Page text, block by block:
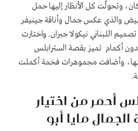
وتحولّت كل الأنظار إليها حمل
والذي عكس جمال وأناقة جينيفر
اللبناني نيكولا جبران. واختارت
أكمام تميز بقصة السترابلس
وأضافت مجموهرات فخمة أكملت
أحمر من اختيار
مايا أبو